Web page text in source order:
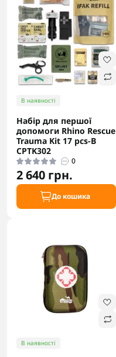
В наявності
Набір для першої
допомоги Rhino Rescue
Trauma Kit 17 pcs-B
CPTK302
0
2 640 грн.
До кошика
В наявності